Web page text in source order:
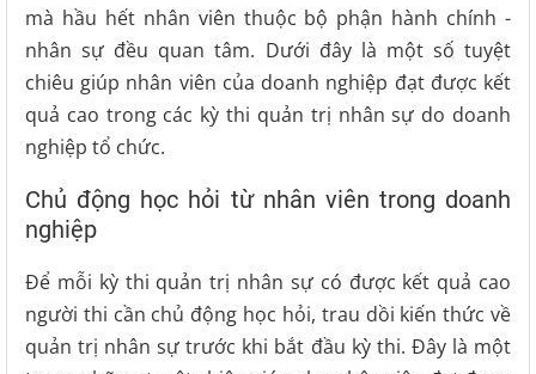
mà hầu hết nhân viên thuộc bộ phận hành chính -
nhân sự đều quan tâm. Dưới đây là một số tuyệt
chiêu giúp nhân viên của doanh nghiệp đạt được kết
quả cao trong các kỳ thi quản trị nhân sự do doanh
nghiệp tổ chức.
Chủ động học hỏi từ nhân viên trong doanh
nghiệp
Để mỗi kỳ thi quản trị nhân sự có được kết quả cao
người thi cần chủ động học hỏi, trau dồi kiến thức về
quản trị nhân sự trước khi bắt đầu kỳ thi. Đây là một